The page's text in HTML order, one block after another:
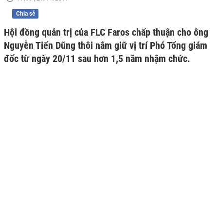
Chia sẻ
Hội đồng quản trị của FLC Faros chấp thuận cho ông
Nguyễn Tiến Dũng thôi nắm giữ vị trí Phó Tổng giám
đốc từ ngày 20/11 sau hơn 1,5 năm nhậm chức.